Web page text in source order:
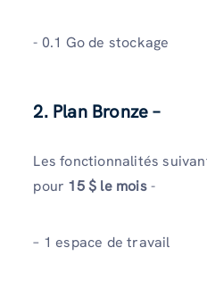
- 0.1 Go de stockage
2. Plan Bronze –
Les fonctionnalités
pour 15 $ le mois-
– 1 espace de travail